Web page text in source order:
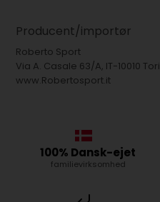
Producent/importør
Roberto Sport
Via A. Casale 63/A, IT-10010
www.Robertosport.it
100% Dansk-ejet
familievirksomhed